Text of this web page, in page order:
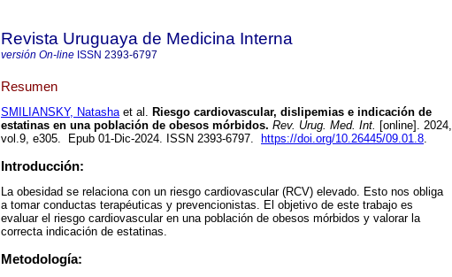
Revista Uruguaya de Medicina Interna
versión On-line ISSN 2393-6797
Resumen
SMILIANSKY, Natashaet al. Riesgo cardiovascular, dislipemias e indicación de
estatinas en una población de obesos mórbidos. Rev. Urug. Med. Int. [online]. 2024,
vol.9, e305. Epub 01-Dic-2024. ISSN 2393-6797.
https://doi.org/10.26445/09.01.8.
Introducción:
La obesidad se relaciona con un riesgo cardiovascular (RCV) elevado. Esto nos obliga
a tomar conductas terapéuticas y prevencionistas. El objetivo de este trabajo es
evaluar el riesgo cardiovascular en una población de obesos mórbidos y valorar la
correcta indicación de estatinas.
Metodología: